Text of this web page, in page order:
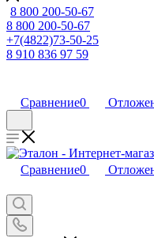
8 800 200-50-67
8 800 200-50-67
+7(4822)73-50-25
8 910 836 97 59
Сравнение0
Сравнение0